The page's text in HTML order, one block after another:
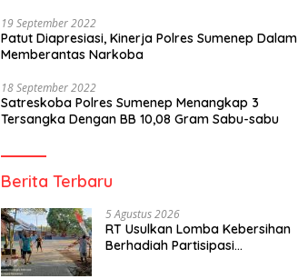
19 September 2022
Patut Diapresiasi, Kinerja Polres Sumenep Dalam
Memberantas Narkoba
18 September 2022
Satreskoba Polres Sumenep Menangkap 3
Tersangka Dengan BB 10,08 Gram Sabu-sabu
Berita Terbaru
5 Agustus 2026
RT Usulkan Lomba Kebersihan
Berhadiah Partisipasi